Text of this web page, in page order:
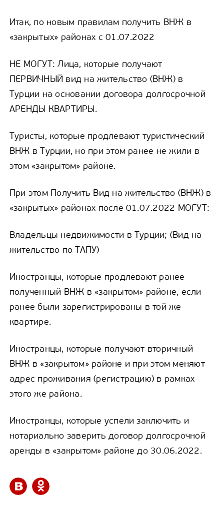
Итак, по новым правилам получить ВНЖ в
«закрытых» районах с 01.07.2022
НЕ МОГУТ: Лица, которые получают
ПЕРВИЧНЫЙ вид на жительство (ВНЖ) в
Турции на основании договора долгосрочной
АРЕНДЫ КВАРТИРЫ.
Туристы, которые продлевают туристический
ВНЖ в Турции, но при этом ранее не жили в
этом «закрытом» районе.
При этом Получить Вид на жительство (ВНЖ) в
«закрытых» районах после 01.07.2022 МОГУТ:
Владельцы недвижимости в Турции; (Вид на
жительство по ТАПУ)
Иностранцы, которые продлевают ранее
полученный ВНЖ в «закрытом» районе, если
ранее были зарегистрированы в той же
квартире.
Иностранцы, которые получают вторичный
ВНЖ в «закрытом» районе и при этом меняют
адрес проживания (регистрацию) в рамках
этого же района.
Иностранцы, которые успели заключить и
нотариально заверить договор долгосрочной
аренды в «закрытом» районе до 30.06.2022.